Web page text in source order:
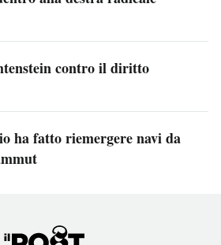
contro il diritto
ha fatto riemergere navi da